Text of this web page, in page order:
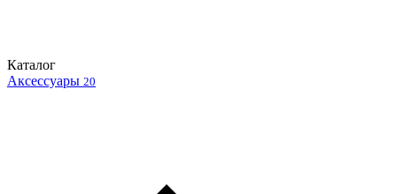
Каталог
Аксессуары 20